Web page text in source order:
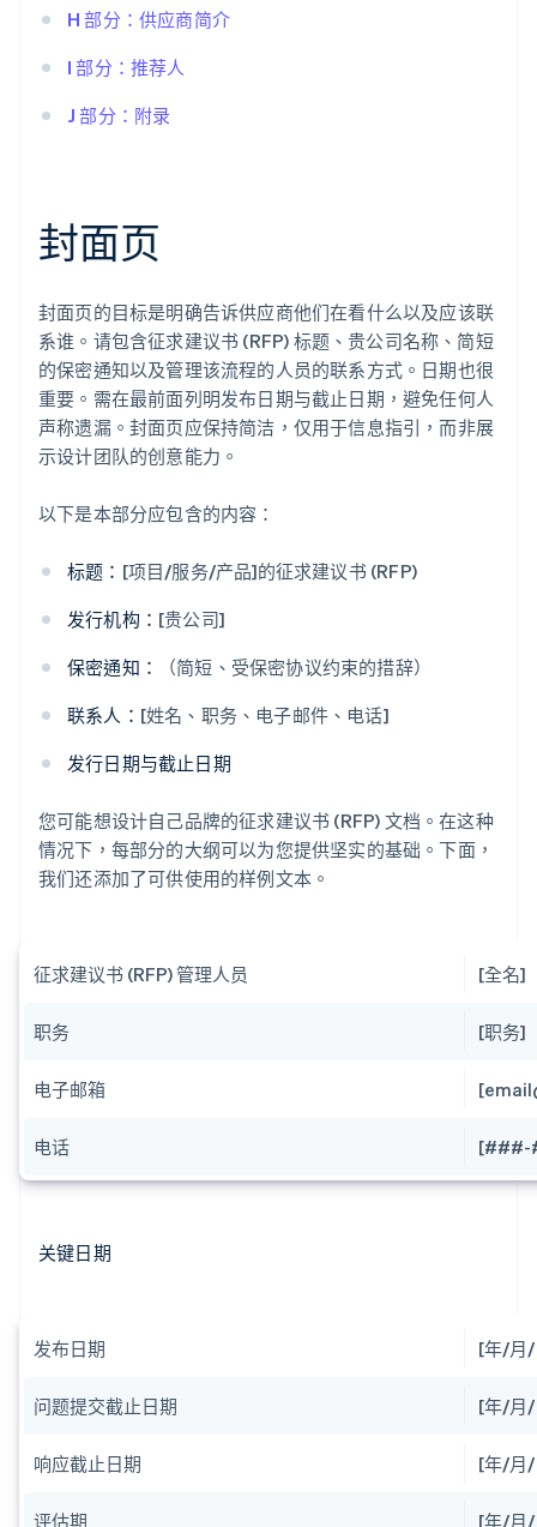
H 部分：供应商简介
I 部分：推荐人
J 部分：附录
封面页
封面页的目标是明确告诉供应商他们在看什么以及应该联
系谁。请包含征求建议书 (RFP) 标题、贵公司名称、简短
的保密通知以及管理该流程的人员的联系方式。日期也很
重要。需在最前面列明发布日期与截止日期，避免任何人
声称遗漏。封面页应保持简洁，仅用于信息指引，而非展
示设计团队的创意能力。
以下是本部分应包含的内容：
标题： [项目/服务/产品]的征求建议书 (RFP)
发行机构： [贵公司]
保密通知：
（简短、受保密协议约束的措辞）
联系人： [姓名、职务、电子邮件、电话]
发行日期与截止日期
您可能想设计自己品牌的征求建议书 (RFP) 文档。在这种
情况下，每部分的大纲可以为您提供坚实的基础。下面，
我们还添加了可供使用的样例文本。
征求建议书 (RFP) 管理人员 [全名]
职务 [职务]
电子邮箱
电话 [###-
关键日期
发布日期 [年/月
问题提交截止日期 [年/月
响应截止日期 [年/月
评估期 [年/月